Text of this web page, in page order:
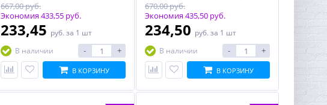
667,00 руб.
Экономия 433,55 руб.
233,45 руб. за 1 шт
В наличии
- +
В КОРЗИНУ
670,00 руб.
Экономия 435,50 руб.
234,50 руб. за 1 шт
В наличии
- +
В КОРЗИНУ